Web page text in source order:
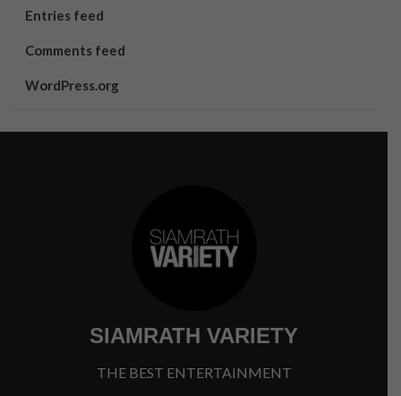
Entries feed
Comments feed
WordPress.org
SIAMRATH VARIETY
THE BEST ENTERTAINMENT